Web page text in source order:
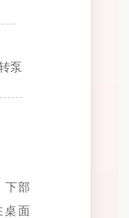
泵
下部
桌面